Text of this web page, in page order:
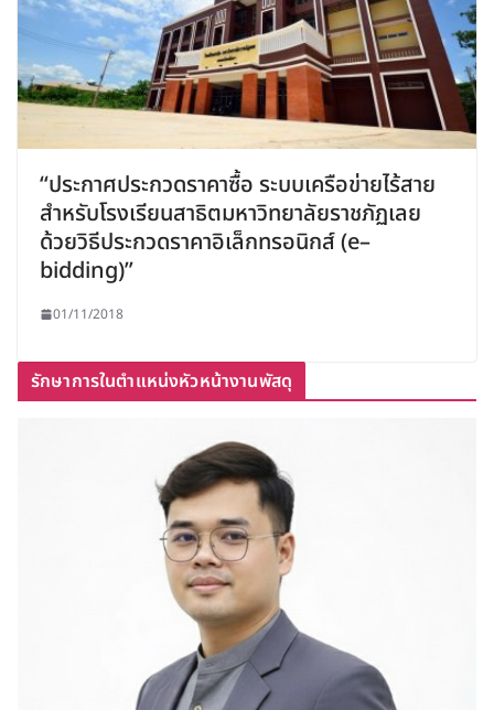
“ประกาศประกวดราคาซื้อ ระบบเครือข่ายไร้สาย
สำหรับโรงเรียนสาธิตมหาวิทยาลัยราชภัฏเลย
ด้วยวิธีประกวดราคาอิเล็กทรอนิกส์ (e–
bidding)”
01/11/2018
รักษาการในตำแหน่งหัวหน้างานพัสดุ